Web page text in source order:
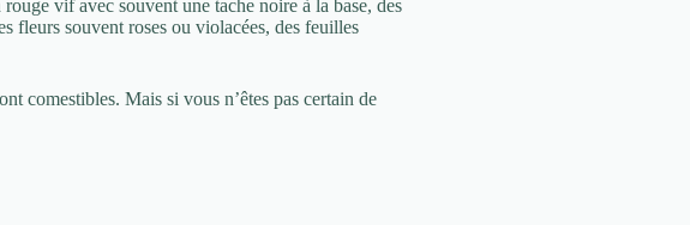
vif avec souvent une tache noire à la base, des
fleurs souvent roses ou violacées, des feuilles
comestibles. Mais si vous n’êtes pas certain de